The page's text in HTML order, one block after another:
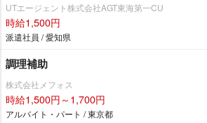
UTエージェント株式会社AGT東海第一CU
時給1,500円
派遣社員 / 愛知県
調理補助
株式会社メフォス
時給1,500円～1,700円
アルバイト・パート / 東京都